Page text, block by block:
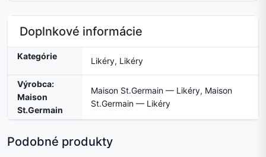
Doplnkové informácie
Kategórie Likéry, Likéry
Výrobca:
Maison
St.Germain
Maison St.Germain — Likéry, Maison
St.Germain — Likéry
Podobné produkty